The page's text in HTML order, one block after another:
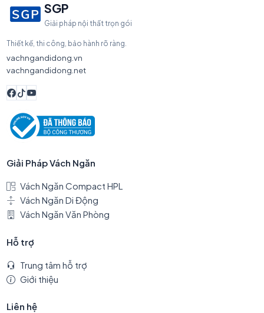
SGP
Giải pháp nội thất trọn gói
Thiết kế, thi công, bảo hành rõ ràng.
vachngandidong.vn
vachngandidong.net
Giải Pháp Vách Ngăn
Vách Ngăn Compact HPL
Vách Ngăn Di Động
Vách Ngăn Văn Phòng
Hỗ trợ
Trung tâm hỗ trợ
Giới thiệu
Liên hệ